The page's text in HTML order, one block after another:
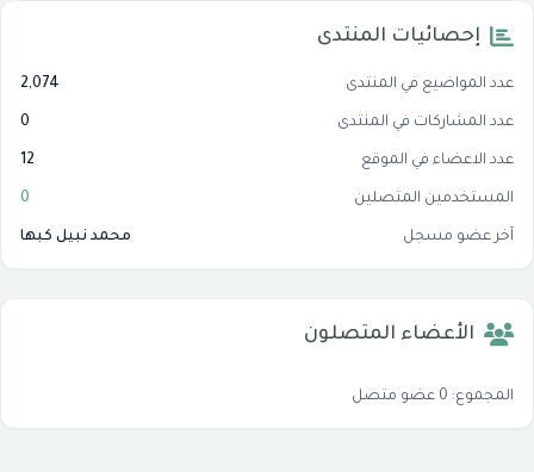
إحصائيات المنتدى
عدد المواضيع في المنتدى 2,074
عدد المشاركات في المنتدى 0
عدد الاعضاء في الموقع 12
المستخدمين المتصلين 0
آخر عضو مسجل محمد نبيل كبها
الأعضاء المتصلون
المجموع: 0 عضو متصل